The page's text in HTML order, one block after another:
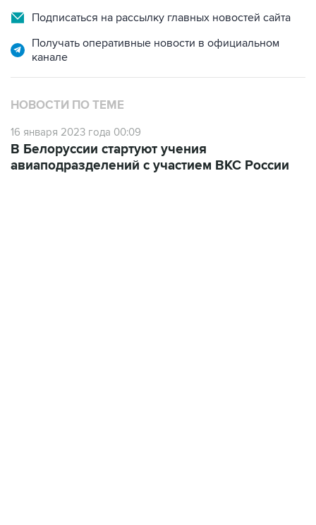
Подписаться на рассылку главных новостей сайта
Получать оперативные новости в официальном
канале
НОВОСТИ ПО ТЕМЕ
16 января 2023 года 00:09
В Белоруссии стартуют учения
авиаподразделений с участием ВКС России